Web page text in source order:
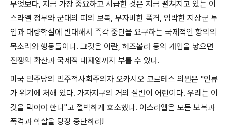
무엇보다, 지금 가장 중요하고 시급한 것은 지금 펼쳐지고 있는 이
스라엘 정부와 군대의 피의 보복, 무자비한 폭격, 임박한 지상군 투
입과 대량학살에 반대해서 즉각 중단을 요구하는 국제적인 항의의
목소리와 행동들이다. 그것은 이란, 헤즈볼라 등의 개입을 낳으면
전쟁의 확산과 국제적 대재앙까지 부를 수 있다.
미국 민주당의 민주적사회주의자 오카시오 코르테스 의원은 "인류
가 위기에 처해 있다. 가자지구의 거의 절반이 어린이다. 우리는 이
것을 막아야 한다"고 절박하게 호소했다. 이스라엘은 모든 보복과
폭격과 학살을 당장 중단하라!